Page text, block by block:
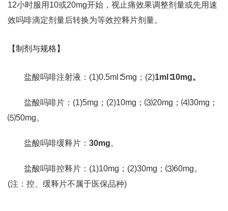
12小时服用10或20mg开始，视止痛效果调整剂量或先用速
效吗啡滴定剂量后转换为等效控释片剂量。
【制剂与规格】
盐酸吗啡注射液：(1)0.5ml∶5mg；(2)1ml∶10mg。
盐酸吗啡片：(1)5mg；(2)10mg；⑶20mg；⑷30mg；
⑸50mg。
盐酸吗啡缓释片： 30mg。
盐酸吗啡控释片：(1)10mg；(2)30mg；⑶60mg。
(注：控、缓释片不属于医保品种)